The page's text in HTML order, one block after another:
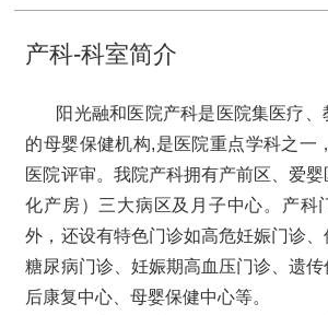
产科-科室简介
阳光融和医院产科是医院集医疗
的母婴保健机构,是医院重点学科之一
医院评审。我院产科拥有产前区、爱
化产房）三大病区及月子中心。产科
外，还设有特色门诊如高危妊娠门诊
糖尿病门诊、妊娠期高血压门诊、遗
后康复中心、母婴保健中心等。